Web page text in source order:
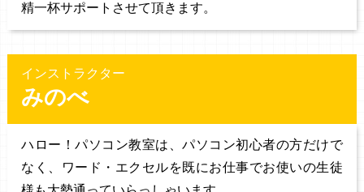
精一杯サポートさせて頂きます。
インストラクター
みのべ
ハロー！パソコン教室は、パソコン初心者の方だけで
なく、ワード・エクセルを既にお仕事でお使いの生徒